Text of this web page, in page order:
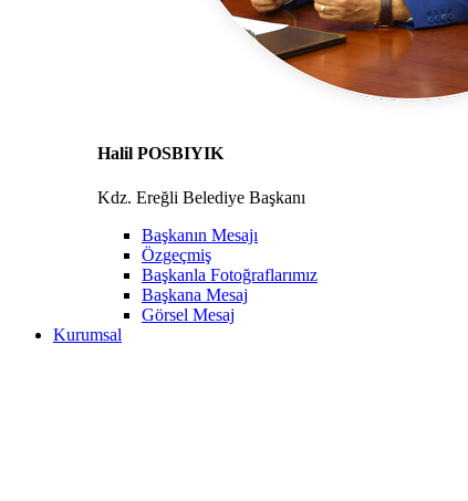
Halil POSBIYIK
Kdz. Ereğli Belediye Başkanı
Başkanın Mesajı
Özgeçmiş
Başkanla Fotoğraflarımız
Başkana Mesaj
Görsel Mesaj
Kurumsal